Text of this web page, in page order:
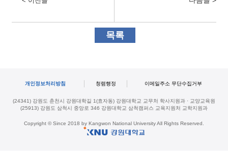
목록
개인정보처리방침 청렴행정 이메일주소 무단수집거부
(24341) 강원도 춘천시 강원대학길 1(효자동) 강원대학교 교무처 학사지원과 · 교양교육원
(25913) 강원도 삼척시 중앙로 346 강원대학교 삼척캠퍼스 교육지원처 교학지원과
Copyright © Since 2018 by Kangwon National University All Rights Reserved.